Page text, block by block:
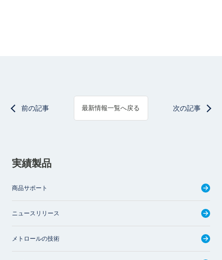
前の記事 最新情報一覧へ戻る 次の記事
実績製品
商品サポート
ニュースリリース
メトロールの技術